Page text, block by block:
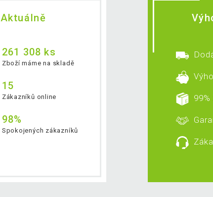
Aktuálně
261 308 ks
Zboží máme na skladě
15
Zákazníků online
98%
Spokojených zákazníků